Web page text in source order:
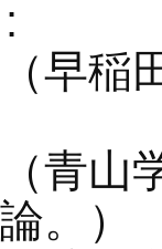
稲
山
。）